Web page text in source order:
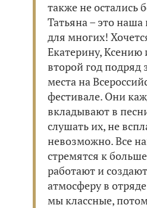
также не остались
Татьяна – это
для многих!
Екатерину, Ксению
второй год
места на
фестивале. Они
вкладывают в
слушать их, не
невозможно. Все
стремятся к
работают и
атмосферу в
мы классные,